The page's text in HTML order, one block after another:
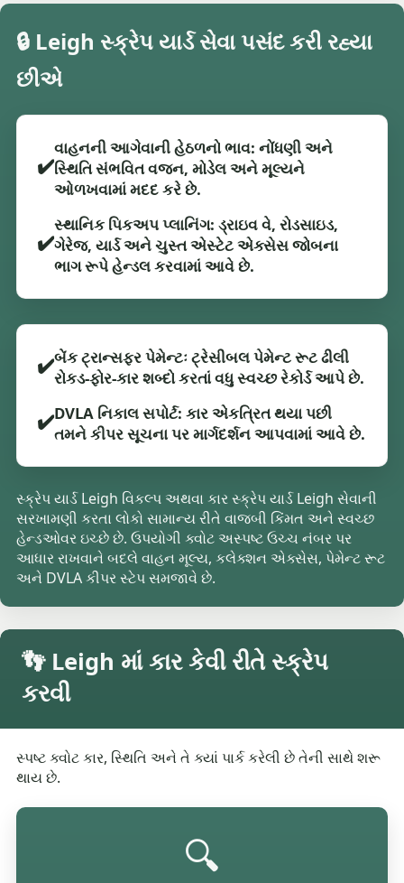
🔒 Leigh સ્ક્રેપ યાર્ડ સેવા પસંદ કરી રહ્યા
છીએ
✔️
વાહનની આગેવાની હેઠળનો ભાવ: નોંધણી અને
સ્થિતિ સંભવિત વજન, મોડેલ અને મૂલ્યને
ઓળખવામાં મદદ કરે છે.
✔️
સ્થાનિક પિકઅપ પ્લાનિંગ: ડ્રાઇવ વે, રોડસાઇડ,
ગેરેજ, યાર્ડ અને ચુસ્ત એસ્ટેટ એક્સેસ જોબના
ભાગ રૂપે હેન્ડલ કરવામાં આવે છે.
✔️બેંક ટ્રાન્સફર પેમેન્ટઃ ટ્રેસીબલ પેમેન્ટ રૂટ ઢીલી
રોકડ-ફોર-કાર શબ્દો કરતાં વધુ સ્વચ્છ રેકોર્ડ આપે છે.
✔️DVLA નિકાલ સપોર્ટ: કાર એકત્રિત થયા પછી
તમને કીપર સૂચના પર માર્ગદર્શન આપવામાં આવે છે.
સ્ક્રેપ યાર્ડ Leigh વિકલ્પ અથવા કાર સ્ક્રેપ યાર્ડ Leigh સેવાની
સરખામણી કરતા લોકો સામાન્ય રીતે વાજબી કિંમત અને સ્વચ્છ
હેન્ડઓવર ઇચ્છે છે. ઉપયોગી ક્વોટ અસ્પષ્ટ ઉચ્ચ નંબર પર
આધાર રાખવાને બદલે વાહન મૂલ્ય, કલેક્શન એક્સેસ, પેમેન્ટ રૂટ
અને DVLA કીપર સ્ટેપ સમજાવે છે.
👣 Leigh માં કાર કેવી રીતે સ્ક્રેપ
કરવી
સ્પષ્ટ ક્વોટ કાર, સ્થિતિ અને તે ક્યાં પાર્ક કરેલી છે તેની સાથે શરૂ
થાય છે.
🔍